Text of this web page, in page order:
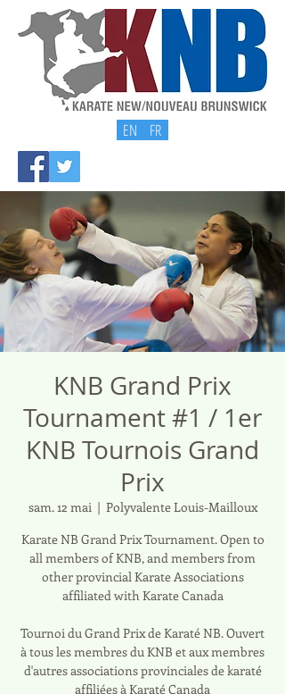
EN FR
KNB Grand Prix
Tournament #1 / 1er
KNB Tournois Grand
Prix
sam. 12 mai
  |
Polyvalente Louis-Mailloux
Karate NB Grand Prix Tournament. Open to
all members of KNB, and members from
other provincial Karate Associations
affiliated with Karate Canada
Tournoi du Grand Prix de Karaté NB. Ouvert
à tous les membres du KNB et aux membres
d'autres associations provinciales de karaté
affiliées à Karaté Canada